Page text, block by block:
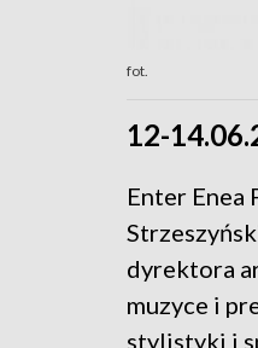
fot.
12-
Enter Enea
dyrektora
muzyce i
stylistyki i